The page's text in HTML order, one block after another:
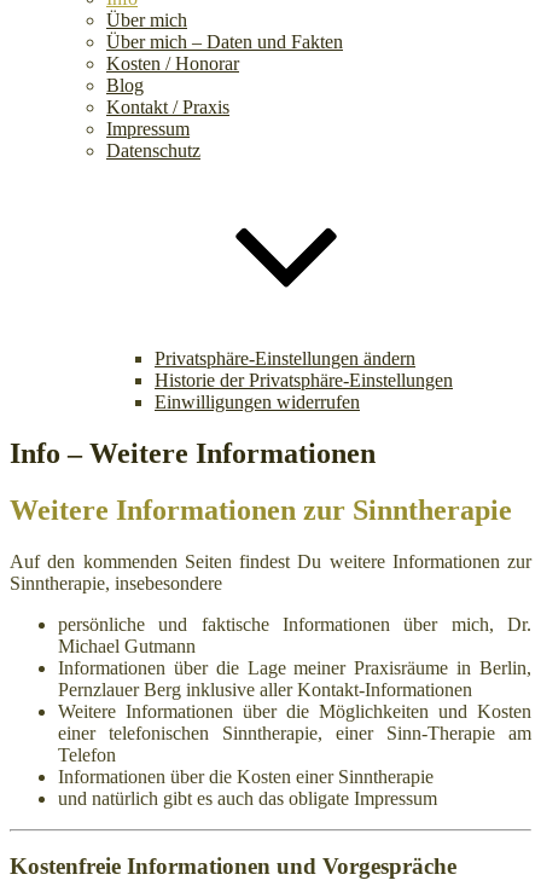
Über mich
Über mich – Daten und Fakten
Kosten / Honorar
Blog
Kontakt / Praxis
Impressum
Datenschutz
Privatsphäre-Einstellungen ändern
Historie der Privatsphäre-Einstellungen
Einwilligungen widerrufen
Info – Weitere Informationen
Weitere Informationen zur Sinntherapie
Auf den kommenden Seiten findest Du weitere Informationen zur
Sinntherapie, insebesondere
persönliche und faktische Informationen über mich, Dr.
Michael Gutmann
Informationen über die Lage meiner Praxisräume in Berlin,
Pernzlauer Berg inklusive aller Kontakt-Informationen
Weitere Informationen über die Möglichkeiten und Kosten
einer telefonischen Sinntherapie, einer Sinn-Therapie am
Telefon
Informationen über die Kosten einer Sinntherapie
und natürlich gibt es auch das obligate Impressum
Kostenfreie Informationen und Vorgespräche